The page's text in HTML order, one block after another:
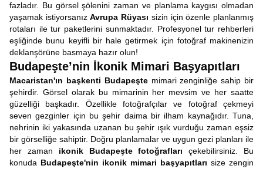
fazladır. Bu görsel şölenini zaman ve planlama kaygısı olmadan
yaşamak istiyorsanızAvrupa Rüyası sizin için özenle planlanmış
rotaları ile tur paketlerini sunmaktadır. Profesyonel tur rehberleri
eşliğinde bunu keyifli bir hale getirmek için fotoğraf makinenizin
deklanşörüne basmaya hazır olun!
Budapeşte’nin İkonik Mimari Başyapıtları
Macaristan'ın başkenti Budapeştemimari zenginliğe sahip bir
şehirdir. Görsel olarak bu mimarinin her mevsim ve her saatte
güzelliği başkadır. Özellikle fotoğrafçılar ve fotoğraf çekmeyi
seven gezginler için bu şehir daima bir ilham kaynağıdır. Tuna,
nehrinin iki yakasında uzanan bu şehir ışık vurduğu zaman eşsiz
bir görselliğe sahiptir. Doğru planlamalar ve uygun gezi planları ile
her zaman ikonik Budapeşte fotoğraflarıçekebilirsiniz. Bu
konuda Budapeşte'nin ikonik mimari başyapıtları size zengin